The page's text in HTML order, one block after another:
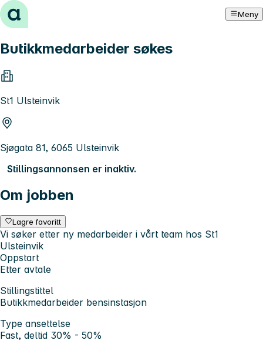
Hopp til innhold Meny
Butikkmedarbeider søkes
St1 Ulsteinvik
Sjøgata 81, 6065 Ulsteinvik
Stillingsannonsen er inaktiv.
Om jobben
Lagre favoritt
Vi søker etter ny medarbeider i vårt team hos St1
Ulsteinvik
Oppstart
Etter avtale
Stillingstittel
Butikkmedarbeider bensinstasjon
Type ansettelse
Fast, deltid 30% - 50%